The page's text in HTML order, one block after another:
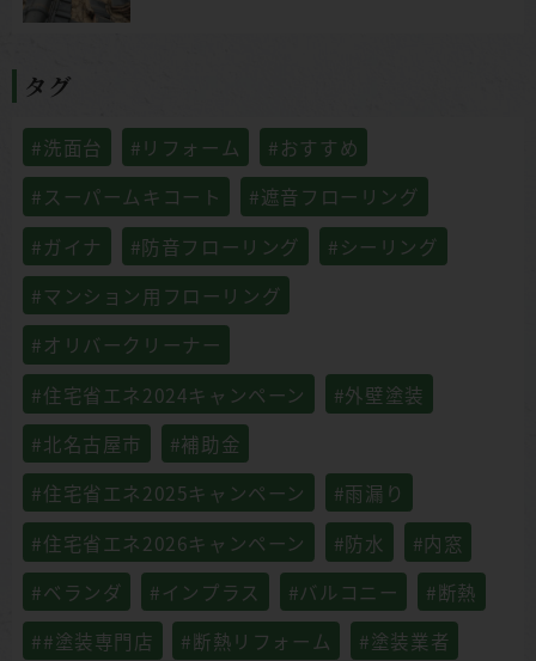
タグ
#洗面台 #リフォーム
#おすすめ
#スーパームキコート
#遮音フローリング
#ガイナ
#防音フローリング
#シーリング
#マンション用フローリング
#オリバークリーナー
#住宅省エネ2024キャンペーン
#外壁塗装
#北名古屋市
#補助金
#住宅省エネ2025キャンペーン
#雨漏り
#住宅省エネ2026キャンペーン
#防水
#内窓
#ベランダ
#インプラス #バルコニー
#断熱
##塗装専門店
#断熱リフォーム #塗装業者